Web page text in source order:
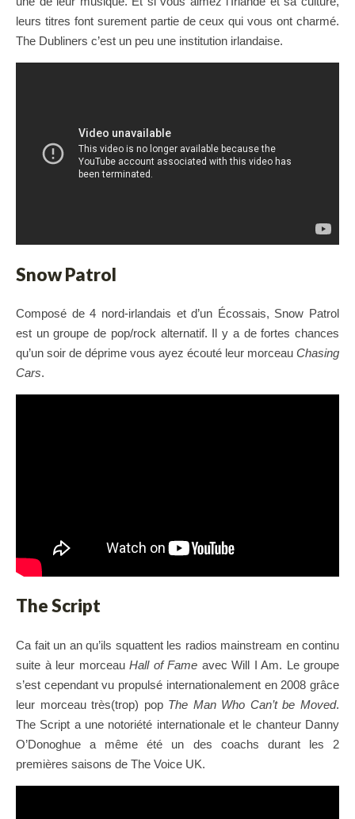
leurs titres font surement partie de ceux qui vous ont charmé.
The Dubliners c’est un peu une institution irlandaise.
Snow Patrol
Composé de 4 nord-irlandais et d’un Écossais, Snow Patrol
est un groupe de pop/rock alternatif. Il y a de fortes chances
qu’un soir de déprime vous ayez écouté leur morceau Chasing
Cars.
The Script
Ca fait un an qu’ils squattent les radios mainstream en continu
suite à leur morceau Hall of Fame avec Will I Am. Le groupe
s’est cependant vu propulsé internationalement en 2008 grâce
leur morceau très(trop) pop The Man Who Can’t be Moved.
The Script a une notoriété internationale et le chanteur Danny
O’Donoghue a même été un des coachs durant les 2
premières saisons de The Voice UK.